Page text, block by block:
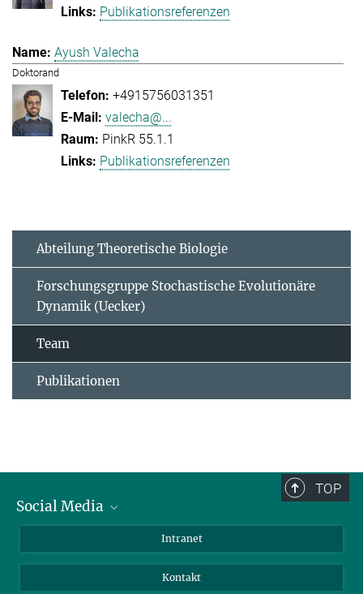
Publikationsreferenzen
Ayush Valecha
Doktorand
+4915756031351
valecha@...
PinkR 55.1.1
Publikationsreferenzen
Abteilung Theoretische Biologie
Forschungsgruppe Stochastische Evolutionäre
Dynamik (Uecker)
Team
Publikationen
TOP
Social Media
Intranet
Kontakt